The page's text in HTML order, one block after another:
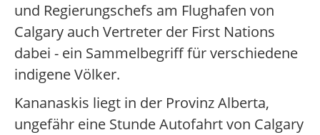
und Regierungschefs am Flughafen von
Calgary auch Vertreter der First Nations
dabei - ein Sammelbegriff für verschiedene
indigene Völker.
Kananaskis liegt in der Provinz Alberta,
ungefähr eine Stunde Autofahrt von Calgary